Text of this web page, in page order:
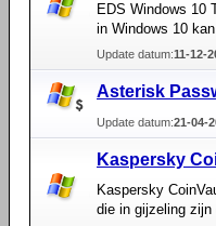
EDS Windows 10
in Windows 10
Update datum:11-12-
Asterisk
Update datum:21-04-
Kaspersky
Kaspersky
die in gijzeling zijn